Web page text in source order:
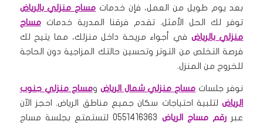
بعد يوم طويل من العمل، فإن خدمات مساج منزلي بالرياض
توفر لك الحل الأمثل. تقدم فرقنا المدربة خدماتمساج
منزلي بالرياض في أجواء مريحة داخل منزلك، مما يتيح لك
فرصة التخلص من التوتر وتحسين حالتك المزاجية دون الحاجة
للخروج من المنزل.
نوفر جلسات مساج منزلي شمال الرياض ومساج منزلي جنوب
الرياضلتلبية احتياجات سكان جميع مناطق الرياض. احجز الآن
عبر رقم مساج الرياض
0551416363 لتستمتع بجلسة مساج